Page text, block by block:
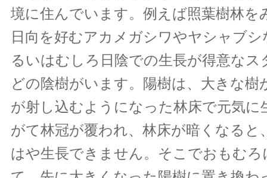
境に住んでいます。例えば照葉樹林を
日向を好むアカメガシワやヤシャブ
るいはむしろ日陰での生長が得意な
どの陰樹がいます。陽樹は、大きな樹
が射し込むようになった林床で元気に
がて林冠が覆われ、林床が暗くなると
はや生長できません。そこでおもむろ